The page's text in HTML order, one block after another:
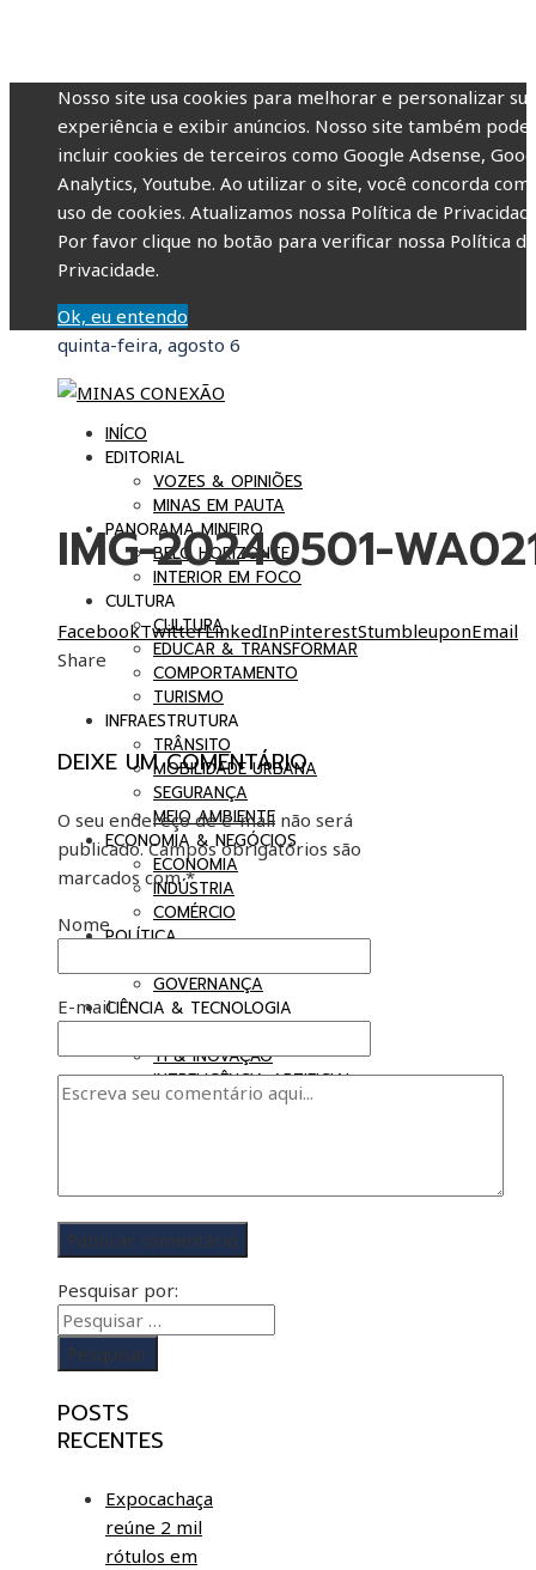
Nosso site usa cookies para melhorar e personalizar sua
experiência e exibir anúncios. Nosso site também pode
incluir cookies de terceiros como Google Adsense,
Analytics, Youtube. Ao utilizar o site, você concorda com
uso de cookies. Atualizamos nossa Política de
Por favor clique no botão para verificar nossa Política de
Privacidade.
Ok, eu entendo
quinta-feira, agosto 6
INÍCO
EDITORIAL
VOZES & OPINIÕES
MINAS EM PAUTA
PANORAMA MINEIRO
BELO HORIZONTE
INTERIOR EM FOCO
CULTURA
CULTURA
EDUCAR & TRANSFORMAR
COMPORTAMENTO
TURISMO
INFRAESTRUTURA
TRÂNSITO
MOBILIDADE URBANA
SEGURANÇA
MEIO AMBIENTE
ECONOMIA & NEGÓCIOS
ECONOMIA
INDÚSTRIA
COMÉRCIO
POLÍTICA
GOVERNANÇA
CIÊNCIA & TECNOLOGIA
TI & INOVAÇÃO
INTRELIGÊNCIA ARTIFICIAL
IMG-20240501-
FacebookTwitterLinkedInPinterestStumbleuponEmail
Share
DEIXE UM COMENTÁRIO
O seu endereço de e-mail não será
publicado. Campos obrigatórios são
marcados com*
Nome
E-mail
Pesquisar por:
POSTS
RECENTES
Expocachaça
reúne 2 mil
rótulos em